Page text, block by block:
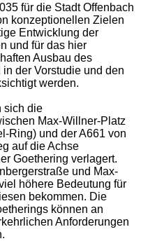
für die Stadt Offenbach
konzeptionellen Zielen
Entwicklung der
und für das hier
Ausbau des
der Vorstudie und den
werden.
sich die
Max-Willner-Platz
Ring) und der A661 von
auf die Achse
Goethering verlagert.
und Max-
höhere Bedeutung für
bekommen. Die
können an
Anforderungen